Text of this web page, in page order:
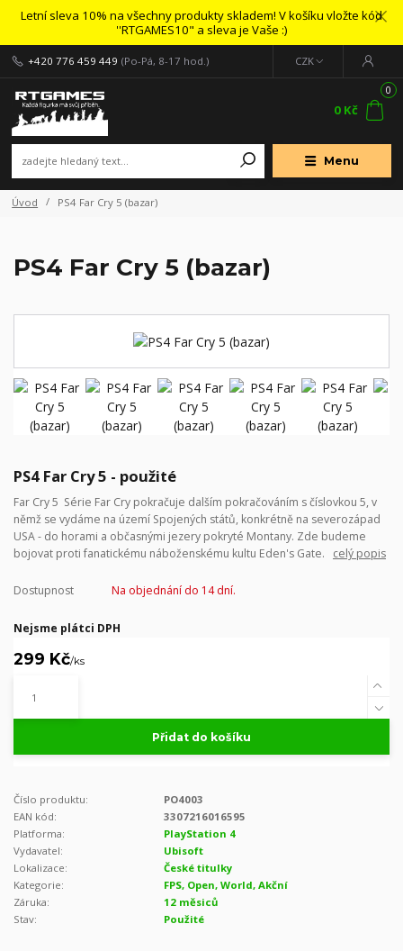
Letní sleva 10% na všechny produkty skladem! V košíku vložte kód
''RTGAMES10" a sleva je Vaše :)
Menu
CZK
+420 776 459 449 (Po-Pá, 8-17 hod.)
0
0 Kč
Úvod PS4 Far Cry 5 (bazar)
PS4 Far Cry 5 (bazar)
PS4 Far Cry 5 - použité
Far Cry 5 Série Far Cry pokračuje dalším pokračováním s číslovkou 5, v
němž se vydáme na území Spojených států, konkrétně na severozápad
USA - do horami a občasnými jezery pokryté Montany. Zde budeme
bojovat proti fanatickému náboženskému kultu Eden's Gate. celý popis
Dostupnost Na objednání do 14 dní.
Nejsme plátci DPH
299 Kč/ks
Přidat do košíku
Číslo produktu:
PO4003
EAN kód:
3307216016595
Platforma:
PlayStation 4
Vydavatel:
Ubisoft
Lokalizace:
České titulky
Kategorie:
FPS, Open, World, Akční
Záruka:
12 měsiců
Stav:
Použité